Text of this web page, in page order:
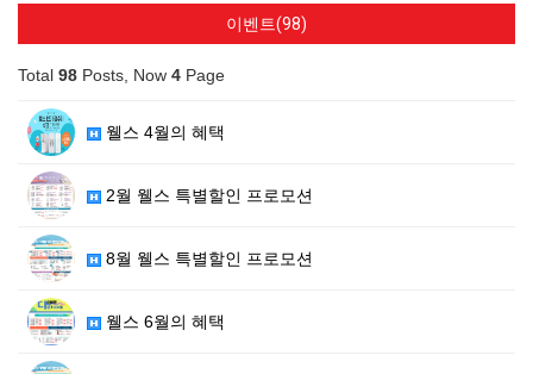
이벤트(98)
Total 98 Posts, Now 4 Page
웰스 4월의 혜택
2월 웰스 특별할인 프로모션
8월 웰스 특별할인 프로모션
웰스 6월의 혜택